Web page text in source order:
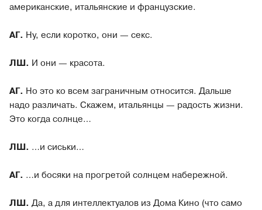
американские, итальянские и французские.
АГ. Ну, если коротко, они — секс.
ЛШ. И они — красота.
АГ. Но это ко всем заграничным относится. Дальше
надо различать. Скажем, итальянцы — радость жизни.
Это когда солнце…
ЛШ. …и сиськи…
АГ. …и босяки на прогретой солнцем набережной.
ЛШ. Да, а для интеллектуалов из Дома Кино (что само